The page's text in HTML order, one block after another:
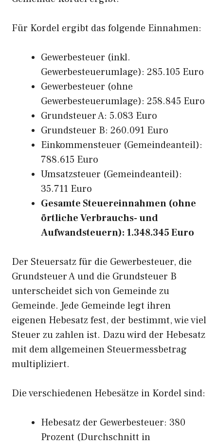
Für Kordel ergibt das folgende Einnahmen:
Gewerbesteuer (inkl.
Gewerbesteuerumlage): 285.105 Euro
Gewerbesteuer (ohne
Gewerbesteuerumlage): 258.845 Euro
Grundsteuer A: 5.083 Euro
Grundsteuer B: 260.091 Euro
Einkommensteuer (Gemeindeanteil):
788.615 Euro
Umsatzsteuer (Gemeindeanteil):
35.711 Euro
Gesamte Steuereinnahmen (ohne
örtliche Verbrauchs- und
Aufwandsteuern): 1.348.345 Euro
Der Steuersatz für die Gewerbesteuer, die
Grundsteuer A und die Grundsteuer B
unterscheidet sich von Gemeinde zu
Gemeinde. Jede Gemeinde legt ihren
eigenen Hebesatz fest, der bestimmt, wie viel
Steuer zu zahlen ist. Dazu wird der Hebesatz
mit dem allgemeinen Steuermessbetrag
multipliziert.
Die verschiedenen Hebesätze in Kordel sind:
Hebesatz der Gewerbesteuer: 380
Prozent (Durchschnitt in